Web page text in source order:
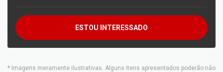
ESTOU INTERESSADO
* Imagens meramente ilustrativas. Alguns itens apresentados poderão não